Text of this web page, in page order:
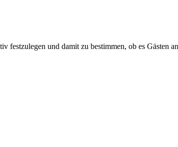
festzulegen und damit zu bestimmen, ob es Gästen